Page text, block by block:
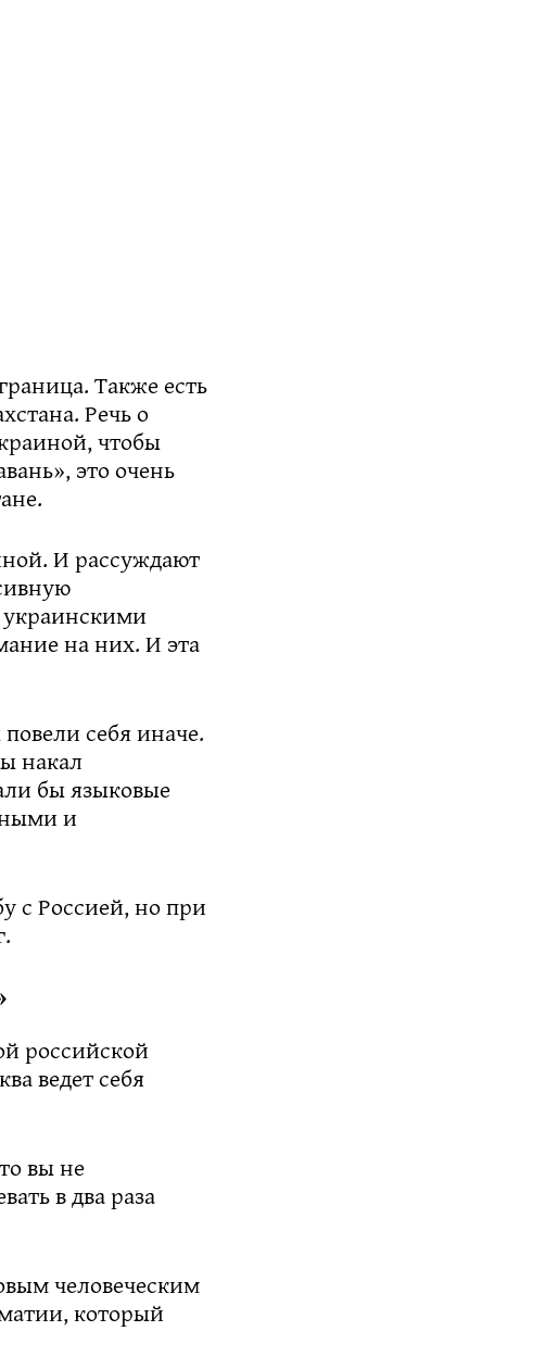
Также есть
Речь о
чтобы
это очень
И рассуждают
украинскими
на них. И эта
себя иначе.
накал
бы языковые
и
с Россией, но при
российской
ведет себя
вы не
в два раза
человеческим
который